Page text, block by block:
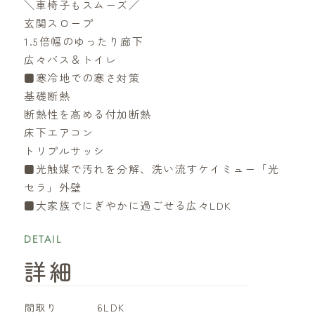
＼車椅子もスムーズ／
玄関スロープ
1.5倍幅のゆったり廊下
広々バス＆トイレ
■寒冷地での寒さ対策
基礎断熱
断熱性を高める付加断熱
床下エアコン
トリプルサッシ
■光触媒で汚れを分解、洗い流すケイミュー「光
セラ」外壁
■大家族でにぎやかに過ごせる広々LDK
DETAIL
詳細
​間取り 6LDK